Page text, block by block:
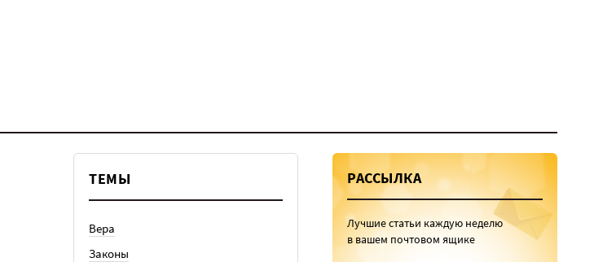
ТЕМЫ
Вера
Законы
РАССЫЛКА
Лучшие статьи каждую неделю
в вашем почтовом ящике